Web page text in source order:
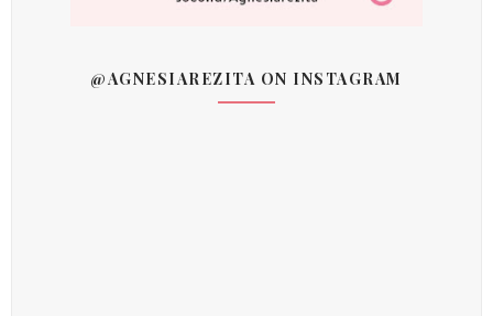
@AGNESIAREZITA ON INSTAGRAM